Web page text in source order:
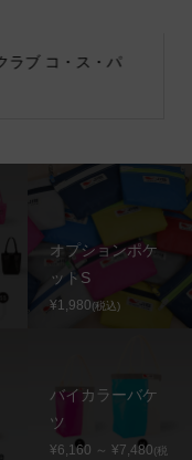
ラブ コ・ス・パ
オプションポケ
ットS
¥1,980(税込)
バイカラーバケ
ツ
¥6,160 ～ ¥7,480(税